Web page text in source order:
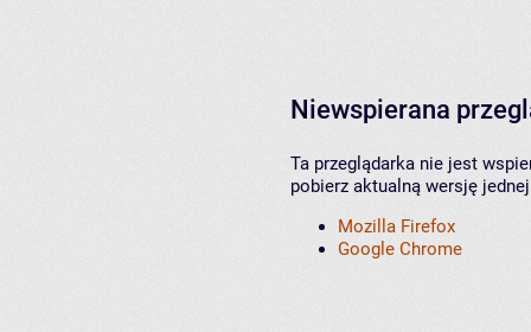
Niewspierana
Ta przeglądarka nie jest
pobierz aktualną wersję
Mozilla Firefox
Google Chrome